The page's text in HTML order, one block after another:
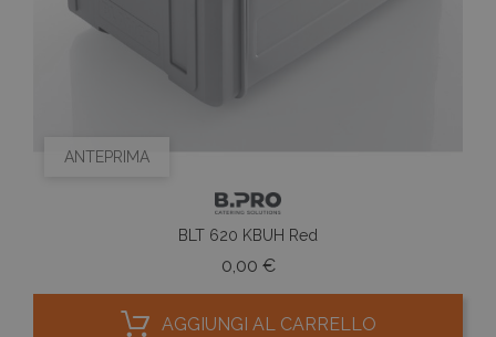
ANTEPRIMA
BLT 620 KBUH Red
0,00 €Prezzo
AGGIUNGI AL CARRELLO